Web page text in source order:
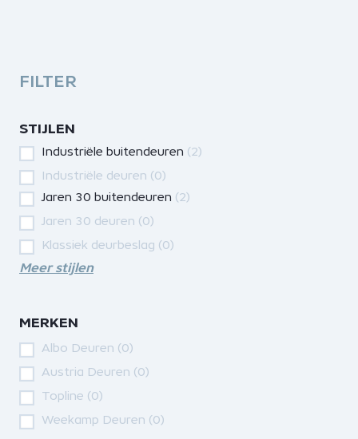
FILTER
STIJLEN
Industriële buitendeuren (2)
Industriële deuren (0)
Jaren 30 buitendeuren (2)
Jaren 30 deuren (0)
Klassiek deurbeslag (0)
Meer stijlen
MERKEN
Albo Deuren (0)
Austria Deuren (0)
Topline (0)
Weekamp Deuren (0)